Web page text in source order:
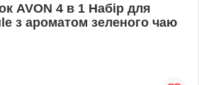
AVON 4 в 1 Набір для
з ароматом зеленого чаю